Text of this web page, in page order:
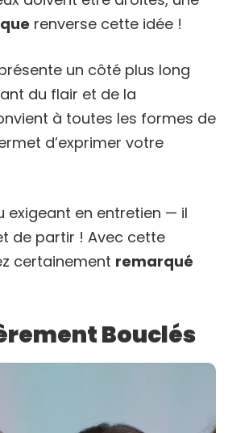
renverse cette idée !
un côté plus long
du flair et de la
à toutes les formes de
d’exprimer votre
exigeant en entretien — il
de partir ! Avec cette
certainement remarqué
Bouclés